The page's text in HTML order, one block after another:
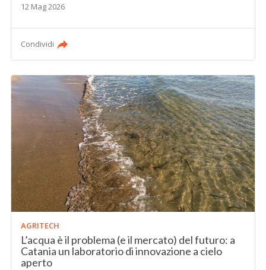
12 Mag 2026
Condividi
AGRITECH
L’acqua è il problema (e il mercato) del futuro: a
Catania un laboratorio di innovazione a cielo
aperto